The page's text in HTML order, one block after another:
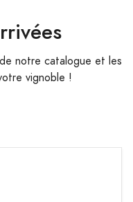
notre catalogue et les
vignoble !